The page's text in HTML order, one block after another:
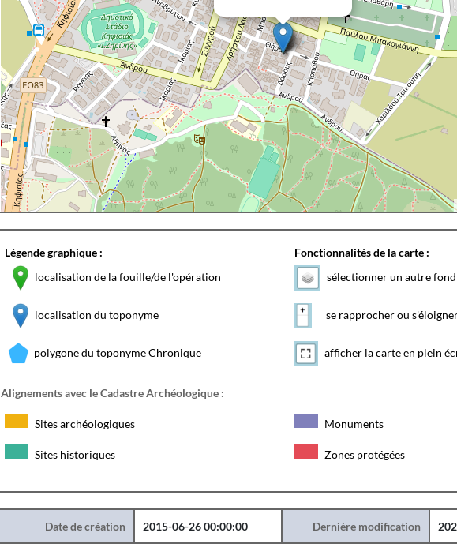
Légende graphique :
localisation de la fouille/de l'opération
localisation du toponyme
polygone du toponyme Chronique
Fonctionnalités de la carte :
sélectionner un autre fond
se rapprocher ou
afficher la carte en plein
Alignements avec le Cadastre Archéologique :
Sites archéologiques Monuments
Sites historiques Zones protégées
Date de création 2015-06-26 00:00:00 Dernière modification